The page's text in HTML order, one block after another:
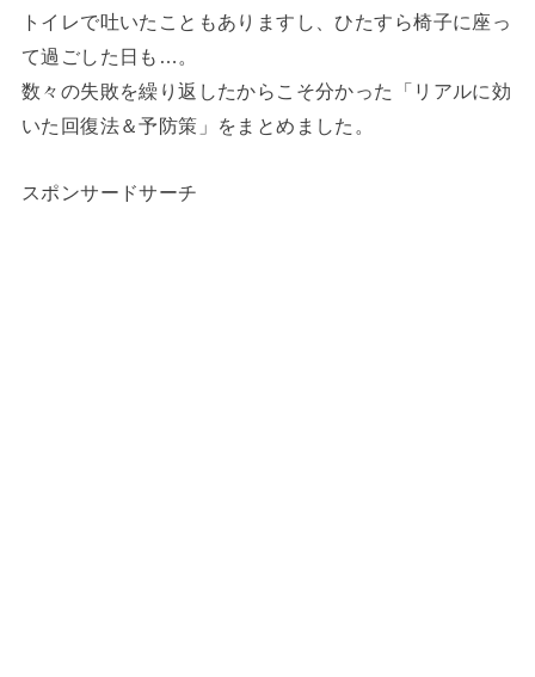
トイレで吐いたこともありますし、ひたすら椅子に座っ
て過ごした日も…。
数々の失敗を繰り返したからこそ分かった「リアルに効
いた回復法＆予防策」をまとめました。
スポンサードサーチ